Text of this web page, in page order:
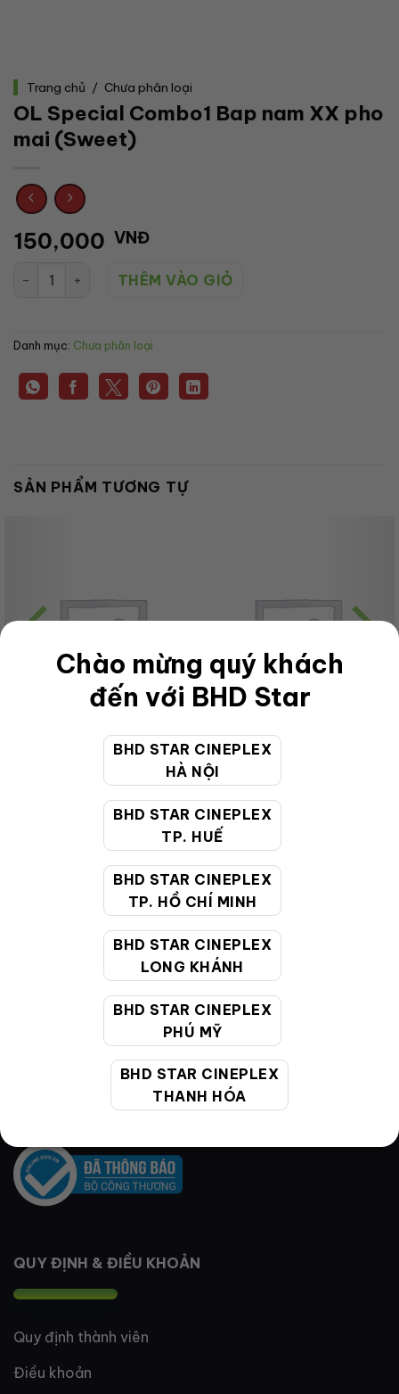
Chào mừng quý khách
đến với BHD Star
BHD STAR CINEPLEX
HÀ NỘI
BHD STAR CINEPLEX
TP. HUẾ
BHD STAR CINEPLEX
TP. HỒ CHÍ MINH
BHD STAR CINEPLEX
LONG KHÁNH
BHD STAR CINEPLEX
PHÚ MỸ
BHD STAR CINEPLEX
THANH HÓA
Trang chủ / Chưa phân loại
OL Special Combo1 Bap nam XX pho
mai (Sweet)
150,000 VNĐ
OL Special Combo1 Bap nam XX pho mai (Sweet) số lượng
THÊM VÀO GIỎ
Danh mục: Chưa phân loại
SẢN PHẨM TƯƠNG TỰ
CHƯA PHÂN LOẠI
Ga Lac (Sweet)
181,000
QUY ĐỊNH & ĐIỀU KHOẢN
Quy định thành viên
Điều khoản